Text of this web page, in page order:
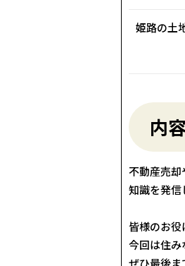
姫路の土
内
不動産売却
知識を発信
皆様のお役
今回は住み